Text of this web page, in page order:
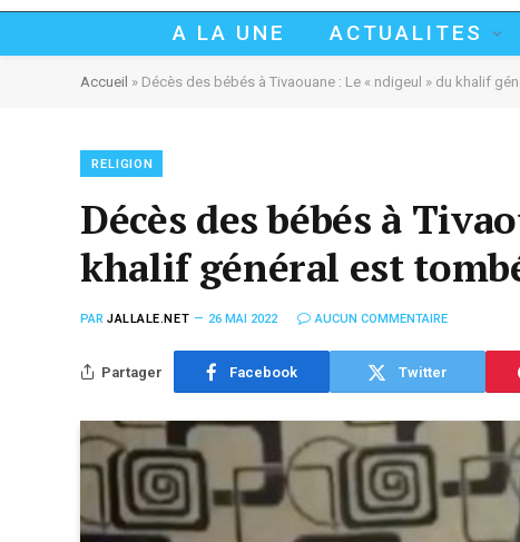
A LA UNE ACTUALITES
Accueil » Décès des bébés à Tivaouane : Le « ndigeul » du khalif
RELIGION
Décès des bébés à
khalif général est
PAR JALLALE.NET 26 MAI 2022 AUCUN COMMENTAIRE
Partager Facebook Twitter